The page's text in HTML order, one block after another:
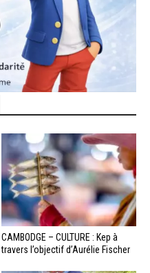
CAMBODGE – CULTURE : Kep à
travers l’objectif d’Aurélie Fischer